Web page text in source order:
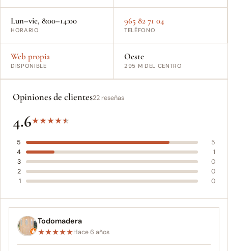
Lun–vie, 8:00–14:00
HORARIO
965 82 71 04
TELÉFONO
Web propia
DISPONIBLE
Oeste
295 M DEL CENTRO
Opiniones de clientes22 reseñas
4.6★★★★★
5
5
4
1
3
0
2
0
1
0
Todomadera
★★★★★Hace 6 años